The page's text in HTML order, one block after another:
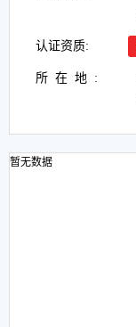
认证资质:
所在地:
暂无数据